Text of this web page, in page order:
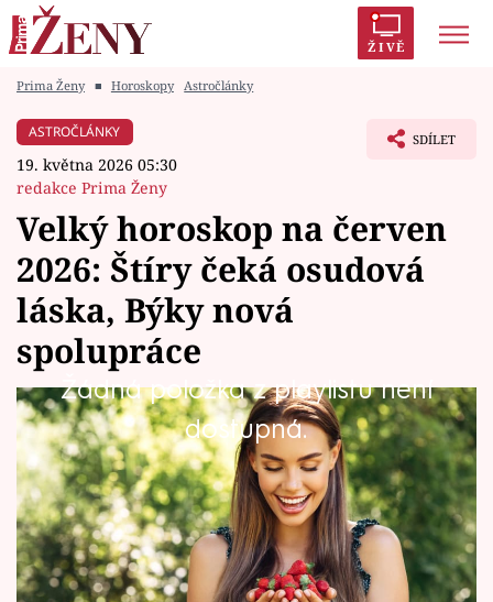
ŽIVĚ
Módní alarm
Témata
Celebrity
Vztahy
Seriály
Horoskopy
Sledujte prima+
Prima Ženy ■ Horoskopy Astročlánky
ASTROČLÁNKY
19. května 2026 05:30
redakce Prima Ženy
SDÍLET
Velký horoskop na červen
2026: Štíry čeká osudová
láska, Býky nová
spolupráce
Žádná položka z playlistu není
dostupná.
Co vám předpovídají hvězdy na šestý měsíc
roku? Jak se vám bude dařit v práci, ve
vztazích nebo jak na tom budete se zdravím?
Kdo zjistí, že největší úleva přijde, až když se
přestane snažit mít všechno pod kontrolou,
koho čekají neplánované odbočky plné